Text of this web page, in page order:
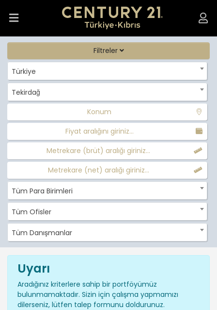
Filtreler
Türkiye
Tekirdağ
Konum
Fiyat aralığını giriniz...
Metrekare (brüt) aralığı giriniz...
Metrekare (net) aralığı giriniz...
Tüm Para Birimleri
Tüm Ofisler
Tüm Danışmanlar
Uyarı
Aradığınız kriterlere sahip bir portföyümüz
bulunmamaktadır. Sizin için çalışma yapmamızı
dilerseniz, lütfen talep formunu doldurunuz.